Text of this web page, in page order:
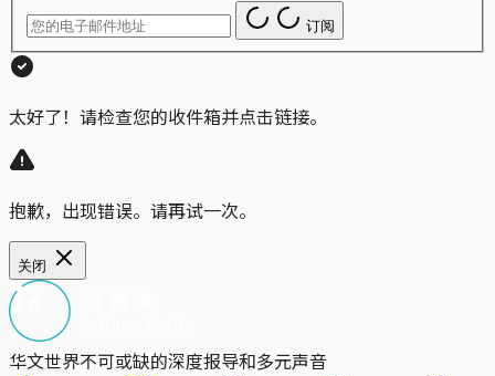
订阅
太好了！请检查您的收件箱并点击链接。
抱歉，出现错误。请再试一次。
关闭
华文世界不可或缺的深度报导和多元声音